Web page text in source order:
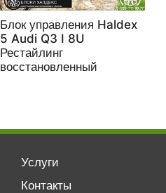
Блок управления Haldex
5 Audi Q3 I 8U
Рестайлинг
восстановленный
Услуги
Контакты